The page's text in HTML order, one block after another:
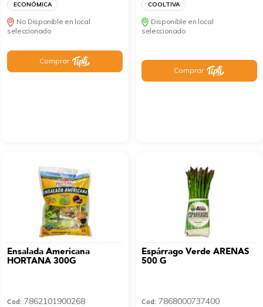
ECONÓMICA
No Disponible en local
seleccionado
Comprar
COOLTIVA
Disponible en local
seleccionado
Comprar
Ensalada Americana
HORTANA 300G
Cod: 7862101900268
Espárrago Verde ARENAS
500 G
Cod: 7868000737400